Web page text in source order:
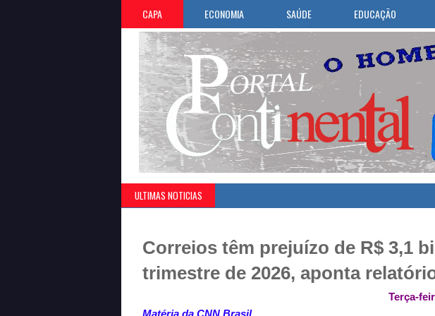
CAPA ECONOMIA SAÚDE EDUCAÇÃO
ULTIMAS NOTICIAS
Correios têm prejuízo de R$ 3,1
trimestre de 2026, aponta
Terça-
Matéria da CNN Brasil.